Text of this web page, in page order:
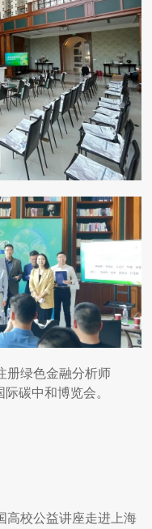
册绿色金融分析师
碳中和博览会。
高校公益讲座走进上海